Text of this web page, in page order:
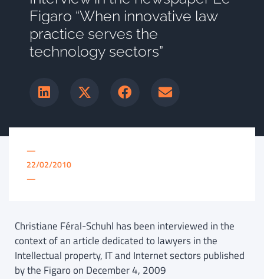
Figaro “When innovative law
practice serves the
technology sectors”
—
22/02/2010
—
Christiane Féral-Schuhl has been interviewed in the
context of an article dedicated to lawyers in the
Intellectual property, IT and Internet sectors published
by the Figaro on December 4, 2009